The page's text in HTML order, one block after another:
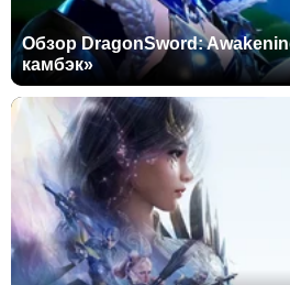
Обзор DragonSword:
камбэк»